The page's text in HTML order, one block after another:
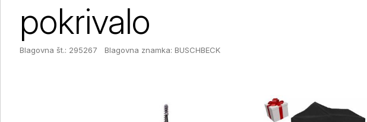
pokrivalo
Blagovna št.: 295267 Blagovna znamka: BUSCHBECK